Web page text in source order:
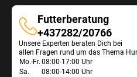
Futterberatung
Futterberatung
+437282/20766
Unsere Experten beraten Dich bei
allen Fragen rund um das Thema
Öffnungszeiten
Mo.-Fr. 08:00-17:00 Uhr
Sa.
08:00-14:00 Uhr